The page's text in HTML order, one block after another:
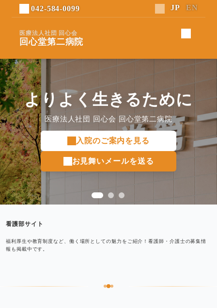
042-584-0099
医療法人社団 回心会
回心堂第二病院
よりよく生きるために
医療法人社団 回心会 回心堂第二病院
入院のご案内を見る
お見舞いメールを送る
看護部サイト
福利厚生や教育制度など、働く場所としての魅力をご紹介！看護師・介護士の募集情
報も掲載中です。